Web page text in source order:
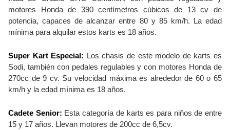
motores Honda de 390 centímetros cúbicos de 13 cv de
potencia, capaces de alcanzar entre 80 y 85 km/h. La edad
mínima para alquilar estos karts es 18 años.
Super Kart Especial: Los chasis de este modelo de karts es
Sodi, también con pedales regulables y con motores Honda de
270cc de 9 cv. Su velocidad máxima es alrededor de 60 o 65
km/h y la edad mínima es 18 años.
Cadete Senior: Esta categoría de karts es para niños de entre
15 y 17 años. Llevan motores de 200cc de 6,5cv.